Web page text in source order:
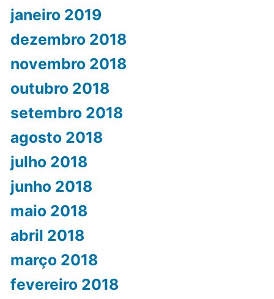
janeiro 2019
dezembro 2018
novembro 2018
outubro 2018
setembro 2018
agosto 2018
julho 2018
junho 2018
maio 2018
abril 2018
março 2018
fevereiro 2018